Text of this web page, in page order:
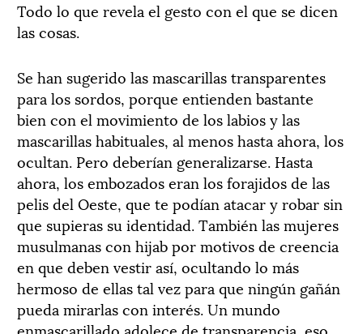
Todo lo que revela el gesto con el que se dicen
las cosas.
Se han sugerido las mascarillas transparentes
para los sordos, porque entienden bastante
bien con el movimiento de los labios y las
mascarillas habituales, al menos hasta ahora, los
ocultan. Pero deberían generalizarse. Hasta
ahora, los embozados eran los forajidos de las
pelis del Oeste, que te podían atacar y robar sin
que supieras su identidad. También las mujeres
musulmanas con hijab por motivos de creencia
en que deben vestir así, ocultando lo más
hermoso de ellas tal vez para que ningún gañán
pueda mirarlas con interés. Un mundo
enmascarillado adolece de transparencia, eso